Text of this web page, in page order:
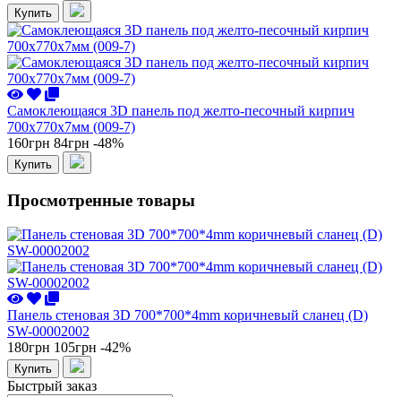
Купить
Самоклеющаяся 3D панель под желто-песочный кирпич
700x770x7мм (009-7)
160грн 84грн -48%
Купить
Просмотренные товары
Панель стеновая 3D 700*700*4mm коричневый сланец (D)
SW-00002002
180грн 105грн -42%
Купить
Быстрый заказ